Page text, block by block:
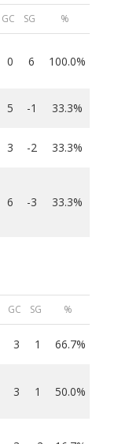
GC SG %
0 6 100.0%
5 -1 33.3%
3 -2 33.3%
6 -3 33.3%
GC SG %
3 1 66.7%
3 1 50.0%